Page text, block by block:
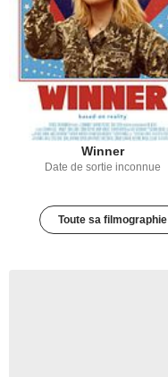
Winner
Date de sortie inconnue
Toute sa filmographie